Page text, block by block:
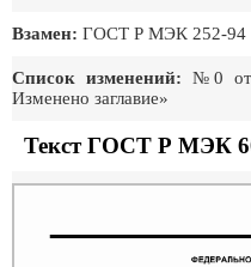
Взамен: ГОСТ Р МЭК 252-94
Список изменений: №0 от
Изменено заглавие»
Текст ГОСТ Р МЭК